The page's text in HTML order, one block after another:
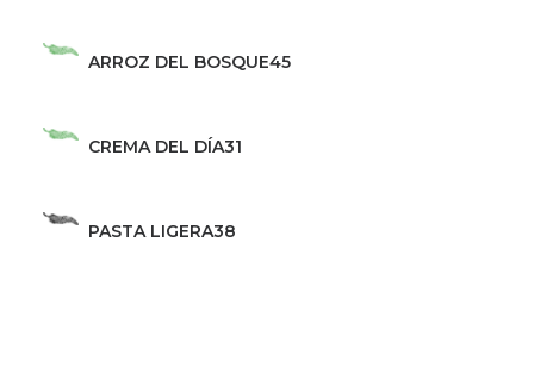
ARROZ DEL BOSQUE45
CREMA DEL DÍA31
PASTA LIGERA38